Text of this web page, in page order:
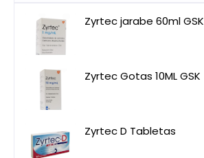
Zyrtec jarabe 60ml GSK
Zyrtec Gotas 10ML GSK
Zyrtec D Tabletas